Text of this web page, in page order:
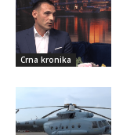
Crna kronika